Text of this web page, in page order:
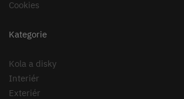
Cookies
Kategorie
Kola a disky
Interiér
Exteriér